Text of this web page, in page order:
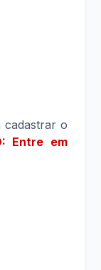
cadastrar o
Entre em